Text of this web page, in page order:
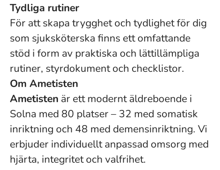
Tydliga rutiner
För att skapa trygghet och tydlighet för dig
som sjuksköterska finns ett omfattande
stöd i form av praktiska och lättillämpliga
rutiner, styrdokument och checklistor.
Om Ametisten
Ametisten är ett modernt äldreboende i
Solna med 80 platser – 32 med somatisk
inriktning och 48 med demensinriktning. Vi
erbjuder individuellt anpassad omsorg med
hjärta, integritet och valfrihet.